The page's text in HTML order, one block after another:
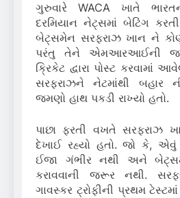
ગુરુવારે WACA ખાતે
દરમિયાન નેટ્સમાં બેટિંગ
બેટ્સમેન સરફરાઝ ખાન ને
પરંતુ તેને એમઆરઆઈની
ક્રિકેટ દ્વારા પોસ્ટ કરવામાં
સરફરાઝને નેટમાંથી બહાર
જમણો હાથ પકડી રાખ્યો હતો.
પાછા ફરતી વખતે
દેખાઈ રહ્યો હતો. જો કે,
ઈજા ગંભીર નથી અને
કરાવવાની જરૂર નથી.
ગાવસ્કર ટ્રોફીની પ્રથમ